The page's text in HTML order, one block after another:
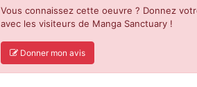
Vous connaissez cette oeuvre ? Donnez
avec les visiteurs de Manga Sanctuary !
Donner mon avis